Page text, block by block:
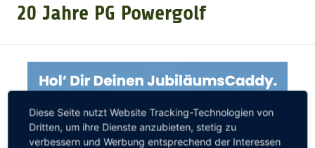
GOLF CARD
MITGLIEDSCHAFT
20 Jahre PG Powergolf
Diese Seite nutzt Website Tracking-Technologien von
Dritten, um ihre Dienste anzubieten, stetig zu
verbessern und Werbung entsprechend der Interessen